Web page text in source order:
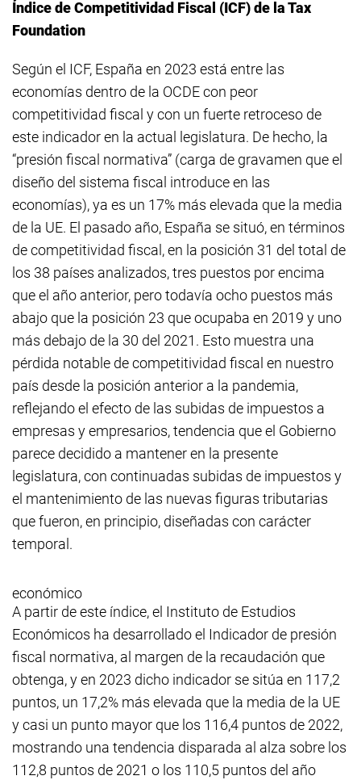
Índice de Competitividad Fiscal (ICF) de la Tax
Foundation
Según el ICF, España en 2023 está entre las
economías dentro de la OCDE con peor
competitividad fiscal y con un fuerte retroceso de
este indicador en la actual legislatura. De hecho, la
“presión fiscal normativa” (carga de gravamen que el
diseño del sistema fiscal introduce en las
economías), ya es un 17% más elevada que la media
de la UE. El pasado año, España se situó, en términos
de competitividad fiscal, en la posición 31 del total de
los 38 países analizados, tres puestos por encima
que el año anterior, pero todavía ocho puestos más
abajo que la posición 23 que ocupaba en 2019 y uno
más debajo de la 30 del 2021. Esto muestra una
pérdida notable de competitividad fiscal en nuestro
país desde la posición anterior a la pandemia,
reflejando el efecto de las subidas de impuestos a
empresas y empresarios, tendencia que el Gobierno
parece decidido a mantener en la presente
legislatura, con continuadas subidas de impuestos y
el mantenimiento de las nuevas figuras tributarias
que fueron, en principio, diseñadas con carácter
temporal.
económico
A partir de este índice, el Instituto de Estudios
Económicos ha desarrollado el Indicador de presión
fiscal normativa, al margen de la recaudación que
obtenga, y en 2023 dicho indicador se sitúa en 117,2
puntos, un 17,2% más elevada que la media de la UE
y casi un punto mayor que los 116,4 puntos de 2022,
mostrando una tendencia disparada al alza sobre los
112,8 puntos de 2021 o los 110,5 puntos del año